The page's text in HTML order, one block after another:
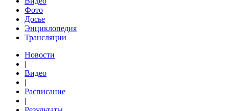
Фото
Досье
Энциклопедия
Трансляции
Новости
|
Видео
|
Расписание
|